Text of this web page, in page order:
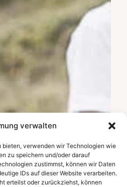
verwalten
bieten, verwenden wir Technologien wie
zu speichern und/oder darauf
zustimmst, können wir Daten
IDs auf dieser Website verarbeiten.
erteilst oder zurückziehst, können